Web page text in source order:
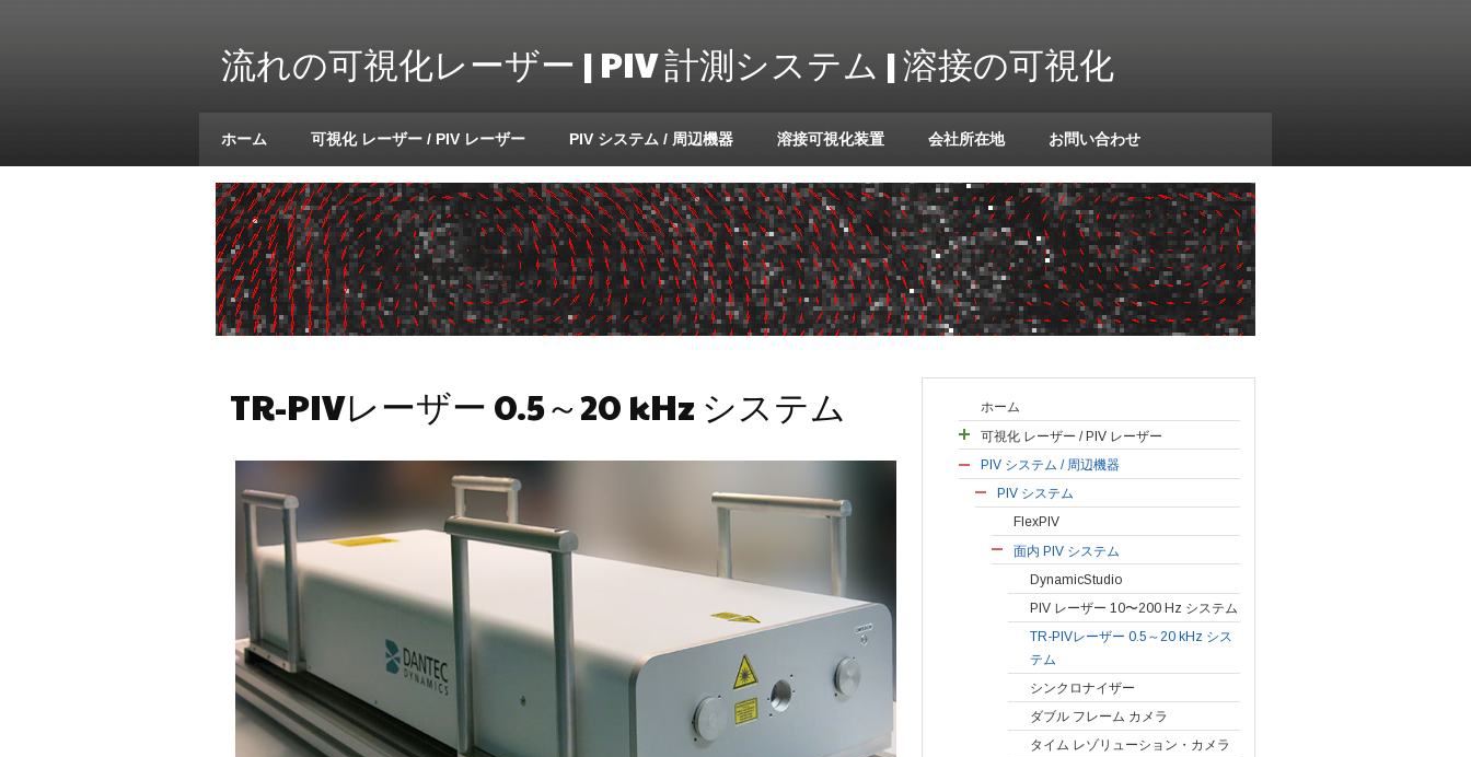
流れの可視化レーザー | PIV 計測システム | 溶接の可視化
ホーム 可視化 レーザー / PIV レーザー PIV システム / 周辺機器 溶接可視化装置 会社所在地 お問い合わせ
TR-PIVレーザー 0.5～20 kHz システム
ホーム
可視化 レーザー / PIV レーザー
PIV システム / 周辺機器
PIV システム
FlexPIV
面内 PIV システム
DynamicStudio
PIV レーザー 10〜200 Hz システム
TR-PIVレーザー 0.5～20 kHz シス
テム
シンクロナイザー
ダブル フレーム カメラ
タイム レゾリューション・カメラ